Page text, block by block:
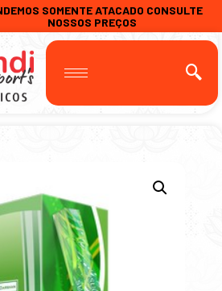
SOMENTE ATACADO CONSULTE
NOSSOS PREÇOS